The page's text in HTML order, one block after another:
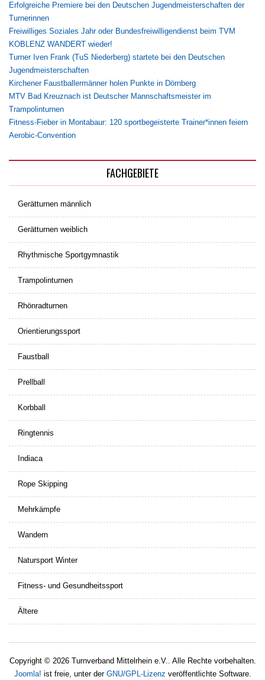
Erfolgreiche Premiere bei den Deutschen Jugendmeisterschaften der
Turnerinnen
Freiwilliges Soziales Jahr oder Bundesfreiwilligendienst beim TVM
KOBLENZ WANDERT wieder!
Turner Iven Frank (TuS Niederberg) startete bei den Deutschen
Jugendmeisterschaften
Kirchener Faustballermänner holen Punkte in Dörnberg
MTV Bad Kreuznach ist Deutscher Mannschaftsmeister im
Trampolinturnen
Fitness-Fieber in Montabaur: 120 sportbegeisterte Trainer*innen feiern
Aerobic-Convention
FACHGEBIETE
Gerätturnen männlich
Gerätturnen weiblich
Rhythmische Sportgymnastik
Trampolinturnen
Rhönradturnen
Orientierungssport
Faustball
Prellball
Korbball
Ringtennis
Indiaca
Rope Skipping
Mehrkämpfe
Wandern
Natursport Winter
Fitness- und Gesundheitssport
Ältere
Copyright © 2026 Turnverband Mittelrhein e.V.. Alle Rechte vorbehalten.
Joomla! ist freie, unter der GNU/GPL-Lizenz veröffentlichte Software.